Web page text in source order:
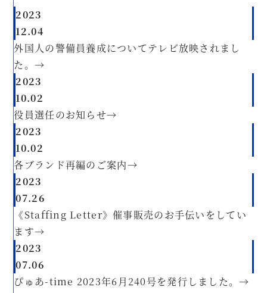
2023
12.04
外国人の警備員養成についてテレビ放映されまし
た。 →
2023
10.02
役員選任のお知らせ→
2023
10.02
各ブランド再編のご案内→
2023
07.26
《Staffing Letter》催事販売のお手伝いをしてい
ます→
2023
07.06
ぴゅあ-time 2023年6月240号を発行しました。→